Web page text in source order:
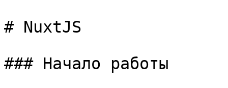
# NuxtJS
### Начало работы